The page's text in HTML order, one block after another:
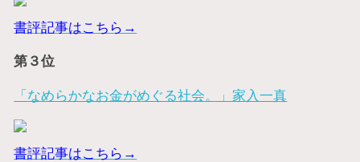
書評記事はこちら→
第３位
「なめらかなお金がめぐる社会。」家入一真
書評記事はこちら→